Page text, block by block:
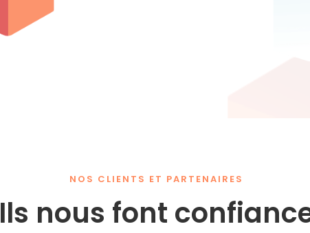
NOS CLIENTS ET PARTENAIRES
Ils nous font